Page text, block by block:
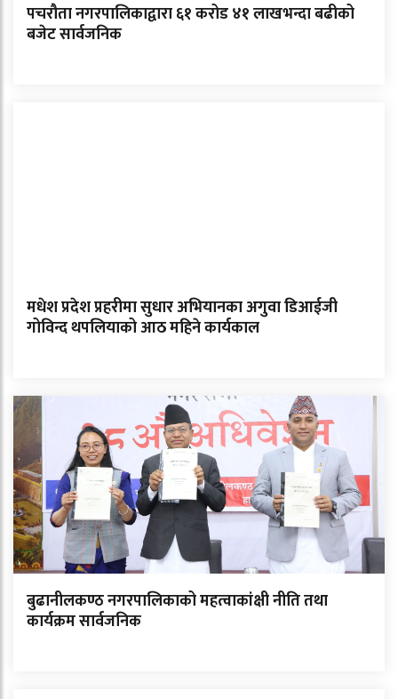
पचरौता नगरपालिकाद्वारा ६१ करोड ४१ लाखभन्दा बढीको
बजेट सार्वजनिक
मधेश प्रदेश प्रहरीमा सुधार अभियानका अगुवा डिआईजी
गोविन्द थपलियाको आठ महिने कार्यकाल
बुढानीलकण्ठ नगरपालिकाको महत्वाकांक्षी नीति तथा
कार्यक्रम सार्वजनिक